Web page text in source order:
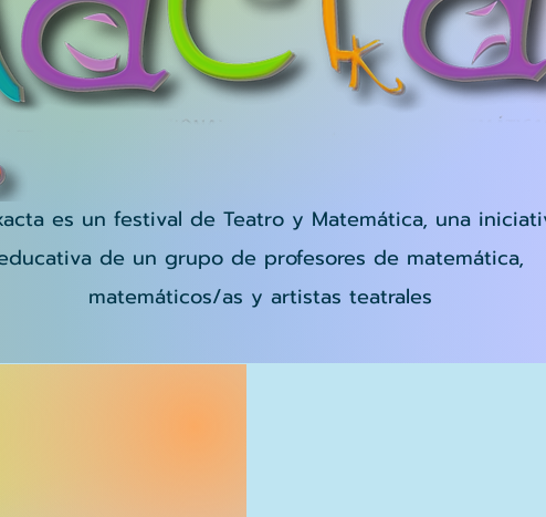
es un festival de Teatro y Matemática, una
de un grupo de profesores de matemática,
matemáticos/as y artistas teatrales